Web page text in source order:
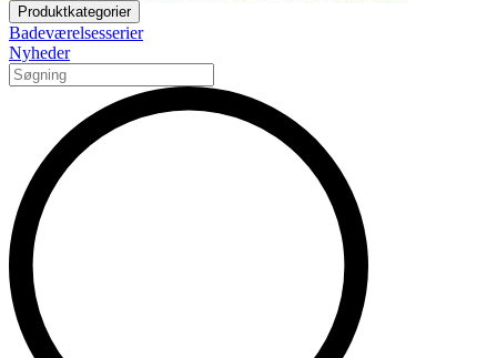
Produktkategorier
Badeværelsesserier
Nyheder